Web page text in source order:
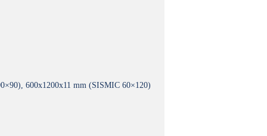
600x1200x11 mm (SISMIC 60×120)